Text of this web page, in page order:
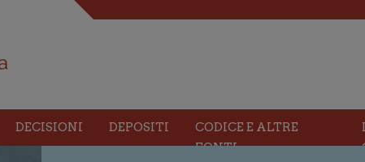
DECISIONI DEPOSITI
CODICE E ALTRE
FONTI